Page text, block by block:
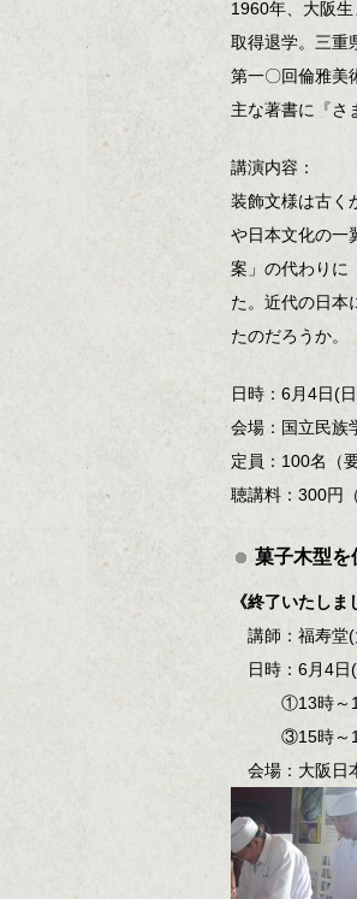
1960年、大阪
取得退学。三重
第一〇回倫雅美
主な著書に『さ
講演内容：
装飾文様は古く
や日本文化の一
案」の代わりに
た。近代の日本
たのだろうか。
日時：6月4日(
会場：国立民族
定員：100名（
聴講料：300円
菓子木型を
《終了いたし
講師：福寿
日時：6月4日
①13時～13
③15時～15
会場：大阪日